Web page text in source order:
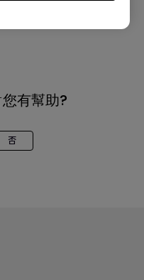
有幫助?
否